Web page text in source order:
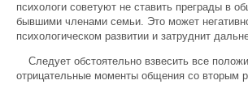
психологи советуют не ставить преграды в
бывшими членами семьи. Это может
психологическом развитии и затруднит
Следует обстоятельно взвесить все
отрицательные моменты общения со вторым